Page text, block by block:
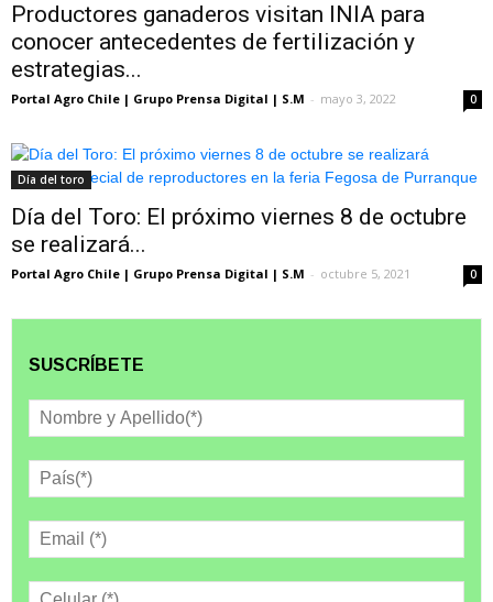
Productores ganaderos visitan INIA para
conocer antecedentes de fertilización y
estrategias...
Portal Agro Chile | Grupo Prensa Digital | S.M - mayo 3, 2022 0
Día del toro
Día del Toro: El próximo viernes 8 de octubre
se realizará...
Portal Agro Chile | Grupo Prensa Digital | S.M - octubre 5, 2021 0
SUSCRÍBETE